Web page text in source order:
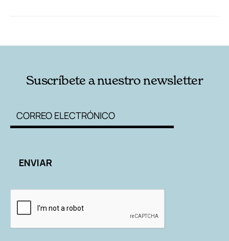
Suscríbete a nuestro newsletter